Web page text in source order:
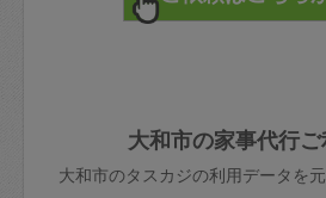
72時間前〜24時間前＝依
依頼者不在による当日キ
金額の100%＋交通費全額
きた場合は損害保険の対
ご注意ください。
けてください。
玉、など
あわせてこちらも参照く
大和市の家事代行
大和市のタスカジの利用データを